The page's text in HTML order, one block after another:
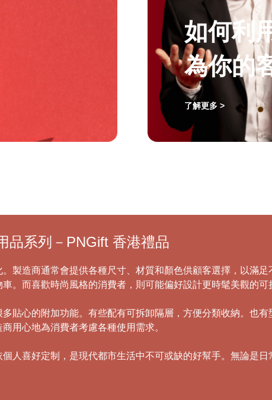
如何利
為你的
了解更多 >
品系列－PNGift 香港禮品
製造商通常會提供各種尺寸、材質和顏色供顧客選擇，以滿
。而喜歡時尚風格的消費者，則可能偏好設計更時髦美觀的可
貼心的附加功能。有些配有可拆卸隔層，方便分類收納。也
用心地為消費者考慮各種使用需求。
人喜好定制，是現代都市生活中不可或缺的好幫手。無論是